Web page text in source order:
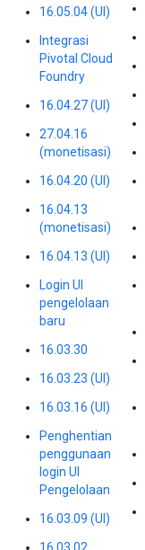
16.05.04 (UI)
Integrasi
Pivotal Cloud
Foundry
16.04.27 (UI)
27.04.16
(monetisasi)
16.04.20 (UI)
16.04.13
(monetisasi)
16.04.13 (UI)
Login UI
pengelolaan
baru
16.03.30
16.03.23 (UI)
16.03.16 (UI)
Penghentian
penggunaan
login UI
Pengelolaan
16.03.09 (UI)